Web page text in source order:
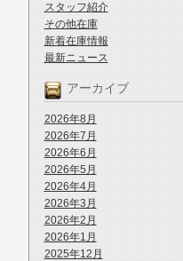
スタッフ紹介
その他在庫
新着在庫情報
最新ニュース
アーカイブ
2026年8月
2026年7月
2026年6月
2026年5月
2026年4月
2026年3月
2026年2月
2026年1月
2025年12月